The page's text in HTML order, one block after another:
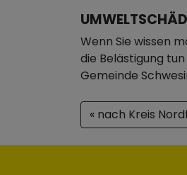
Wenn Sie wissen
die Belästigung
Gemeinde
« nach Kreis